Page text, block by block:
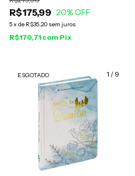
R$175,99 20% OFF
5x de R$35,20 sem juros
R$170,71 com Pix
1 / 9
ESGOTADO